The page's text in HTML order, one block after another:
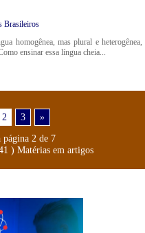
Brasileiros
homogênea, mas plural e heterogênea,
ensinar essa língua cheia...
2 3
»
página 2 de 7
) Matérias em artigos